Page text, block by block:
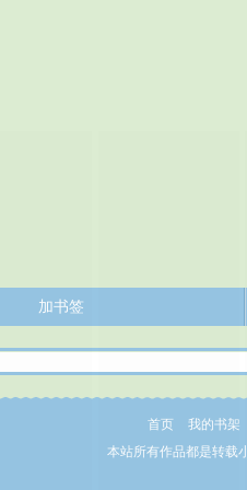
加书签
首页 我的书架
本站所有作品都是转载